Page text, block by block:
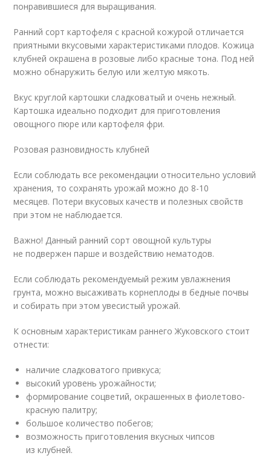
понравившиеся для выращивания.
Ранний сорт картофеля с красной кожурой отличается
приятными вкусовыми характеристиками плодов. Кожица
клубней окрашена в розовые либо красные тона. Под ней
можно обнаружить белую или желтую мякоть.
Вкус круглой картошки сладковатый и очень нежный.
Картошка идеально подходит для приготовления
овощного пюре или картофеля фри.
Розовая разновидность клубней
Если соблюдать все рекомендации относительно условий
хранения, то сохранять урожай можно до 8-10
месяцев. Потери вкусовых качеств и полезных свойств
при этом не наблюдается.
Важно! Данный ранний сорт овощной культуры
не подвержен парше и воздействию нематодов.
Если соблюдать рекомендуемый режим увлажнения
грунта, можно высаживать корнеплоды в бедные почвы
и собирать при этом увесистый урожай.
К основным характеристикам раннего Жуковского стоит
отнести:
наличие сладковатого привкуса;
высокий уровень урожайности;
формирование соцветий, окрашенных в фиолетово-
красную палитру;
большое количество побегов;
возможность приготовления вкусных чипсов
из клубней.